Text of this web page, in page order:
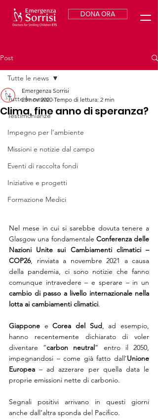
DONA ORA
Post
Tutte le news
Testimonianze
Impegno per l’ambiente
Missioni e notizie dal campo
Eventi di raccolta fondi
Iniziative e progetti
Formazione Medici
Tutte le news
Clima, fine anno di speranza?
Emergenza Sorrisi
28 nov 2020 Tempo di lettura: 2 min
Nel mese in cui si sarebbe dovuta tenere a
Glasgow una fondamentale Conferenza delle
Nazioni Unite sui Cambiamenti climatici –
COP26, rinviata a novembre 2021 a causa
della pandemia, ci sono notizie che fanno
cambio di passo a livello internazionale nella
lotta ai cambiamenti climatici.
Giappone e Corea del Sud , ad esempio,
hanno recentemente dichiarato di voler
diventare “carbon neutral” entro il 2050,
impegnandosi – come già fatto dall’Unione
Europea – ad azzerare per quella data le
proprie emissioni nette di carbonio.
Segnali positivi arrivano in questi giorni
anche dall’altra sponda del Pacifico.